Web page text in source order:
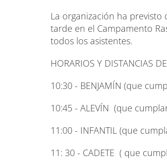
La organización ha
tarde en el Campamento
todos los asistentes.
HORARIOS Y DISTANCIAS
10:30 - BENJAMÍN (que
10:45 - ALEVÍN (que
11:00 - INFANTIL (que
11: 30 - CADETE ( que